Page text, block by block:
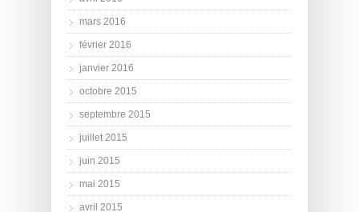
mars 2016
février 2016
janvier 2016
octobre 2015
septembre 2015
juillet 2015
juin 2015
mai 2015
avril 2015